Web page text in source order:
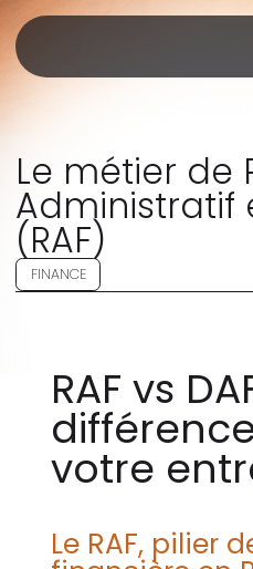
Le métier de
Administratif
(RAF)
FINANCE
RAF vs
votre
Le RAF, pilier